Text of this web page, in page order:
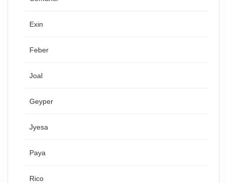
Exin
Feber
Joal
Geyper
Jyesa
Paya
Rico